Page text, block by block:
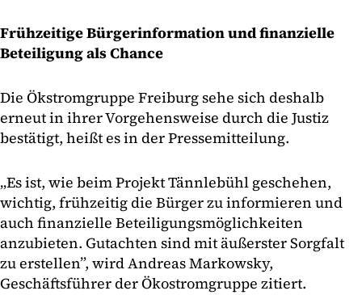
Frühzeitige Bürgerinformation und finanzielle
Beteiligung als Chance
Die Ökstromgruppe Freiburg sehe sich deshalb
erneut in ihrer Vorgehensweise durch die Justiz
bestätigt, heißt es in der Pressemitteilung.
„Es ist, wie beim Projekt Tännlebühl geschehen,
wichtig, frühzeitig die Bürger zu informieren und
auch finanzielle Beteiligungsmöglichkeiten
anzubieten. Gutachten sind mit äußerster Sorgfalt
zu erstellen”, wird Andreas Markowsky,
Geschäftsführer der Ökostromgruppe zitiert.